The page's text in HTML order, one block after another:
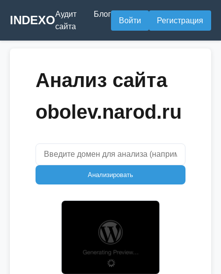
INDEXOАудит
сайта
Блог
Войти Регистрация
Анализ сайта
obolev.narod.ru
Анализировать